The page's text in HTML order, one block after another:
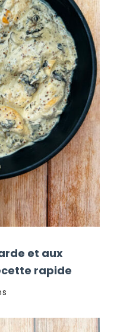
et aux
rapide